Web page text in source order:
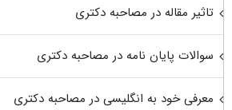
تاثیر مقاله در مصاحبه دکتری
سوالات پایان نامه در مصاحبه دکتری
معرفی خود به انگلیسی در مصاحبه دکتری